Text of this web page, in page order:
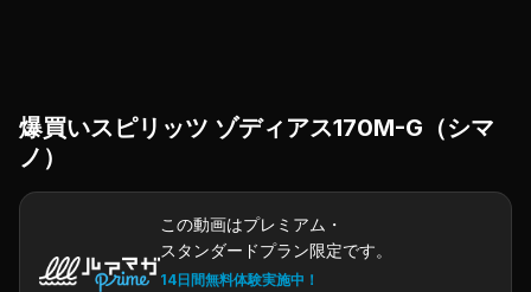
爆買いスピリッツ ゾディアス170M-G（シマ
ノ）
この動画はプレミアム・
スタンダードプラン限定です。
14日間無料体験実施中！